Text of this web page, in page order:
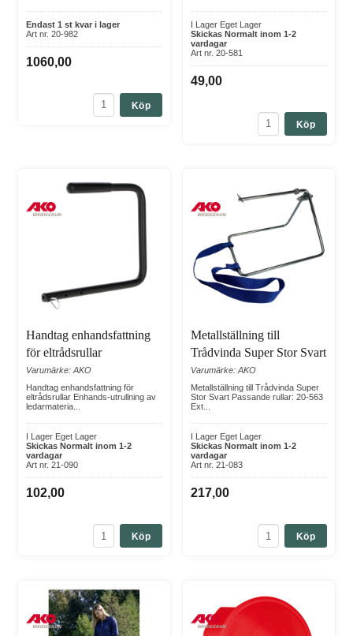
Endast 1 st kvar i lager
Art nr. 20-982
1060,00
Köp
I Lager Eget Lager
Skickas Normalt inom 1-2
vardagar
Art nr. 20-581
49,00
Köp
Handtag enhandsfattning
för eltrådsrullar
Varumärke: AKO
Handtag enhandsfattning för
eltrådsrullar Enhands-utrullning av
ledarmateria...
I Lager Eget Lager
Skickas Normalt inom 1-2
vardagar
Art nr. 21-090
102,00
Köp
Metallställning till
Trådvinda Super Stor Svart
Varumärke: AKO
Metallställning till Trådvinda Super
Stor Svart Passande rullar: 20-563
Ext...
I Lager Eget Lager
Skickas Normalt inom 1-2
vardagar
Art nr. 21-083
217,00
Köp